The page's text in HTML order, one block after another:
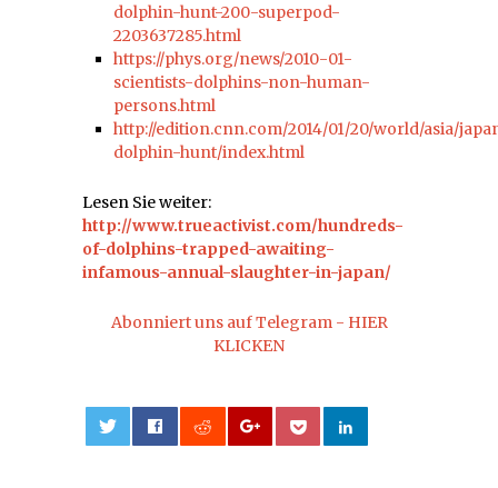
dolphin-hunt-200-superpod-
2203637285.html
https://phys.org/news/2010-01-
scientists-dolphins-non-human-
persons.html
http://edition.cnn.com/2014/01/20/world/asia/
dolphin-hunt/index.html
Lesen Sie weiter:
http://www.trueactivist.com/hundreds-
of-dolphins-trapped-awaiting-
infamous-annual-slaughter-in-japan/
Abonniert uns auf Telegram - HIER
KLICKEN